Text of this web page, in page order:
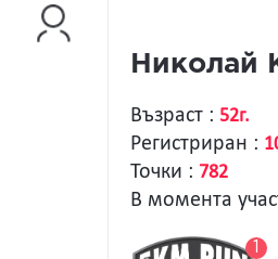
Николай
Възраст : 52г.
Регистриран :
Точки : 782
В момента